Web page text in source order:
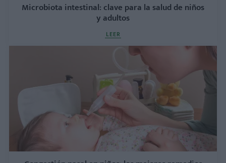
Microbiota intestinal: clave para la salud de niños
y adultos
LEER